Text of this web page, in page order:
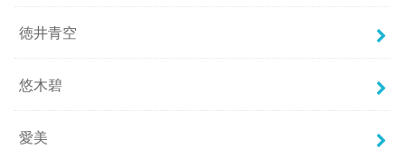
徳井青空
悠木碧
愛美